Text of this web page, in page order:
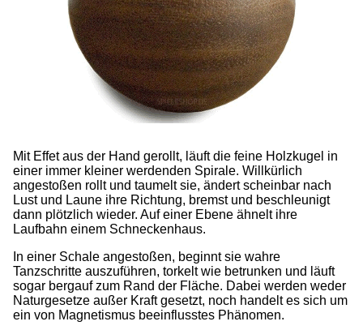
Mit Effet aus der Hand gerollt, läuft die feine Holzkugel in
einer immer kleiner werdenden Spirale. Willkürlich
angestoßen rollt und taumelt sie, ändert scheinbar nach
Lust und Laune ihre Richtung, bremst und beschleunigt
dann plötzlich wieder. Auf einer Ebene ähnelt ihre
Laufbahn einem Schneckenhaus.
In einer Schale angestoßen, beginnt sie wahre
Tanzschritte auszuführen, torkelt wie betrunken und läuft
sogar bergauf zum Rand der Fläche. Dabei werden weder
Naturgesetze außer Kraft gesetzt, noch handelt es sich um
ein von Magnetismus beeinflusstes Phänomen.